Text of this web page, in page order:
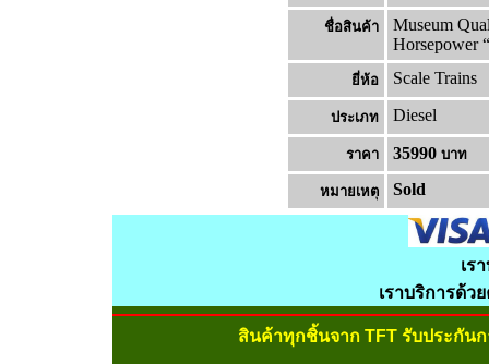
ชื่อสินค้า
Museum
Horsepower
ยี่ห้อ Scale Trains
ประเภท Diesel
ราคา 35990 บาท
หมายเหต Sold
เร
เราบริการด้ว
สินค้าทุกชิ้นจาก TFT รับประกัน